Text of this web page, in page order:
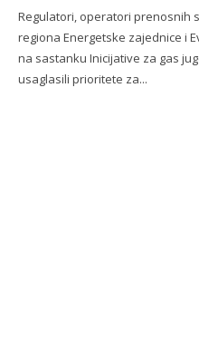
Regulatori, operatori prenosnih
regiona Energetske zajednice i
na sastanku Inicijative za gas
usaglasili prioritete za...